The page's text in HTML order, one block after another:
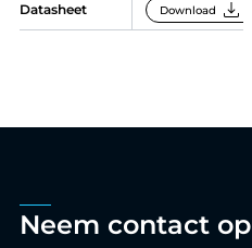
Datasheet Download download
Neem contact op